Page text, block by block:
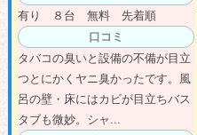
有り ８台 無料 先着順
口コミ
タバコの臭いと設備の不備が目立
つとにかくヤニ臭かったです。風
呂の壁・床にはカビが目立ちバス
タブも微妙。シャ...